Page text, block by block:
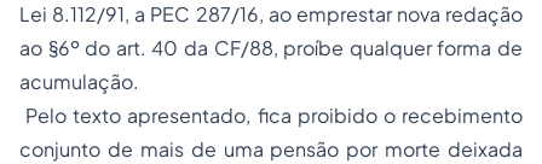
Lei 8.112/91, a PEC 287/16, ao emprestar nova redação
ao §6º do art. 40 da CF/88, proíbe qualquer forma de
acumulação.
Pelo texto apresentado, fica proibido o recebimento
conjunto de mais de uma pensão por morte deixada